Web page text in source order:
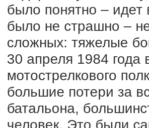
было понятно – идет
было не страшно –
сложных: тяжелые
30 апреля 1984
мотострелкового
большие потери за
батальона,
человек. Это были